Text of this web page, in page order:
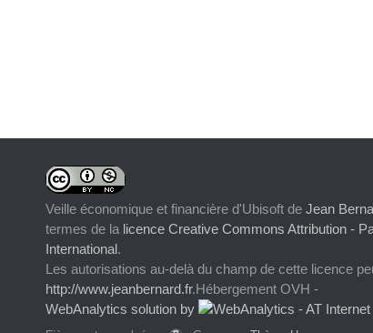
Veille économique et financière d'Ubisoft de Jean
termes de la licence Creative Commons Attribution -
International.
Les autorisations au-delà du champ de cette licence
http://www.jeanbernard.fr.Hébergement OVH -
WebAnalytics solution by